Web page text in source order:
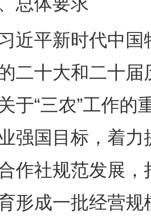
平新时代中国
二十大和二十
于“三农”工作
强国目标，着
作社规范发展
形成一批经营